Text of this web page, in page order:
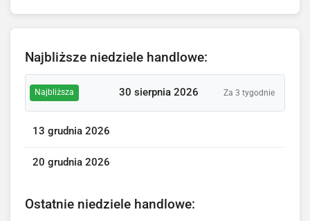
Najbliższe niedziele handlowe:
Najbliższa 30 sierpnia 2026 Za 3 tygodnie
13 grudnia 2026
20 grudnia 2026
Ostatnie niedziele handlowe: